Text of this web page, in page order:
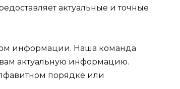
актуальные и точные
информации. Наша команда
актуальную информацию.
порядке или